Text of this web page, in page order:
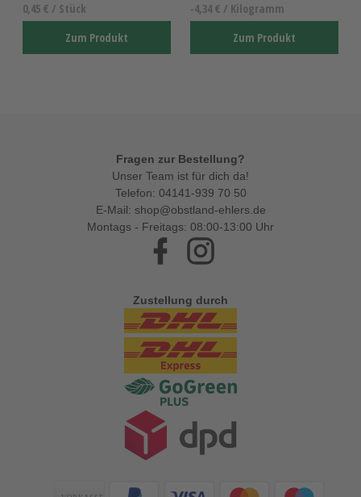
0,45 € / Stück
Zum Produkt
-4,34 € / Kilogramm
Zum Produkt
Fragen zur Bestellung?
Unser Team ist für dich da!
Telefon: 04141-939 70 50
E-Mail: shop@obstland-ehlers.de
Montags - Freitags: 08:00-13:00 Uhr
Facebook
Zustellung durch
Zahlungsarten